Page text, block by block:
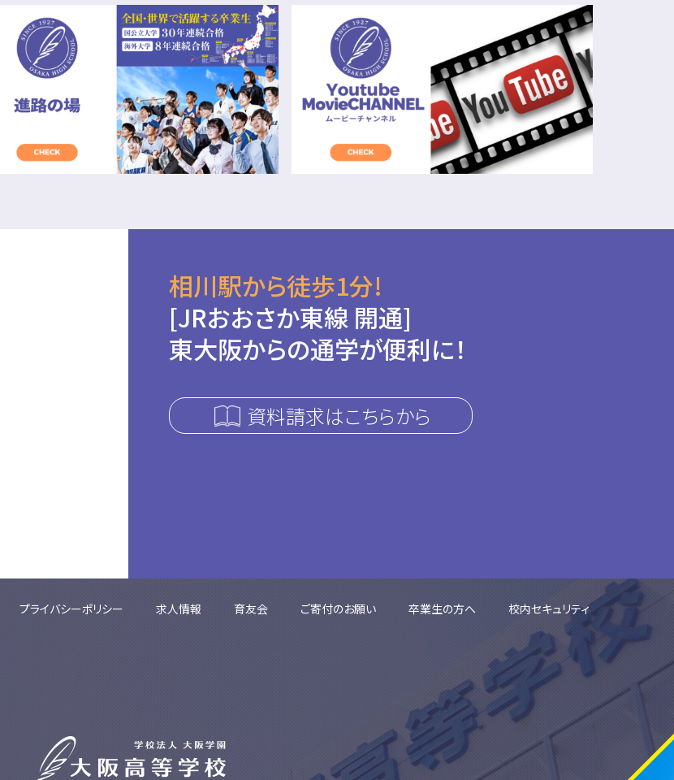
相川駅から徒歩1分!
[JRおおさか東線 開通]
東大阪からの通学が便利に！
資料請求はこちらから
プライバシーポリシー 求人情報 育友会 ご寄付のお願い 卒業生の方へ 校内セキュリティ